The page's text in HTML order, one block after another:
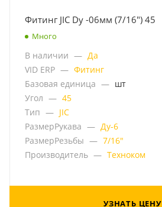
Фитинг JIC Dу -06мм (7/16") 45
Много
В наличии — Да
VID ERP — Фитинг
Базовая единица — шт
Угол — 45
Тип — JIC
РазмерРукава — Ду-6
РазмерРезьбы — 7/16"
Производитель — Техноком
УЗНАТЬ ЦЕНУ